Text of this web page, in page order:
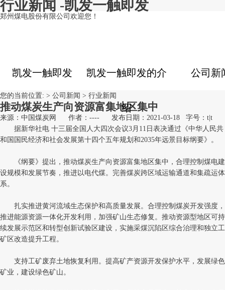
行业新闻 -凯发一触即发
郑州煤电股份有限公司欢迎您！
凯发一触即发 凯发一触即发的介
绍
公司新
您的当前位置: > 公司新闻 > 行业新闻
推动煤炭生产向资源富集地区集中
来源：中国煤炭网 作者：---- 发布日期：2021-03-18 字号： t t
据新华社电 十三届全国人大四次会议3月11日表决通过《中华人民共
和国国民经济和社会发展第十四个五年规划和2035年远景目标纲要》。
《纲要》提出，推动煤炭生产向资源富集地区集中，合理控制煤电建
设规模和发展节奏，推进以电代煤。完善煤炭跨区域运输通道和集疏运体
系。
扎实推进黄河流域生态保护和高质量发展。合理控制煤炭开发强度，
推进能源资源一体化开发利用，加强矿山生态修复。推动资源型地区可持
续发展示范区和转型创新试验区建设，实施采煤沉陷区综合治理和独立工
矿区改造提升工程。
支持工矿废弃土地恢复利用。提高矿产资源开发保护水平，发展绿色
矿业，建设绿色矿山。